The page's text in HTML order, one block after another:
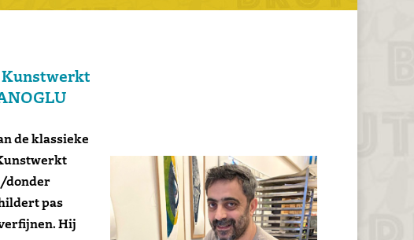
Kunstwerkt
de klassieke
donder
pas
Hij